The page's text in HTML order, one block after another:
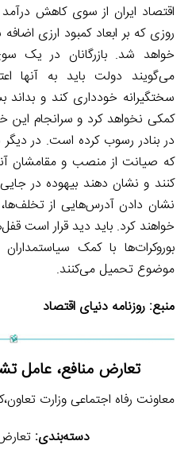
اقتصاد ایران از سوی کاهش
روزی که بر ابعاد کمبود ارزی
خواهد شد. بازرگانان در یک
می‌گویند دولت باید به آنها
سختگیرانه خودداری کند و
کمکی نخواهد کرد و سرانجام این
در بنادر رسوب کرده است. در دیگر
که صیانت از منصب و مقامشان
کنند و نشان دهند بیهوده در جایی
نشان دادن آدرس‌هایی از تخلف‌ها،
خواهند کرد. باید دید قرار است
بوروکرات‌ها با کمک
موضوع تحمیل می‌کنند.
منبع: روزنامه دنیای اقتصاد
تعارض منافع، عامل
معاونت رفاه اجتماعی وزارت تعاون،کار و
دسته‌بندی: